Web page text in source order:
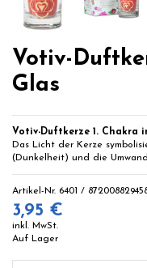
Votiv-
Glas
Votiv-Duftkerze 1. Chakra
Das Licht der Kerze
(Dunkelheit) und die
Artikel-Nr. 6401 /
3,95 €
inkl. MwSt.
Auf Lager